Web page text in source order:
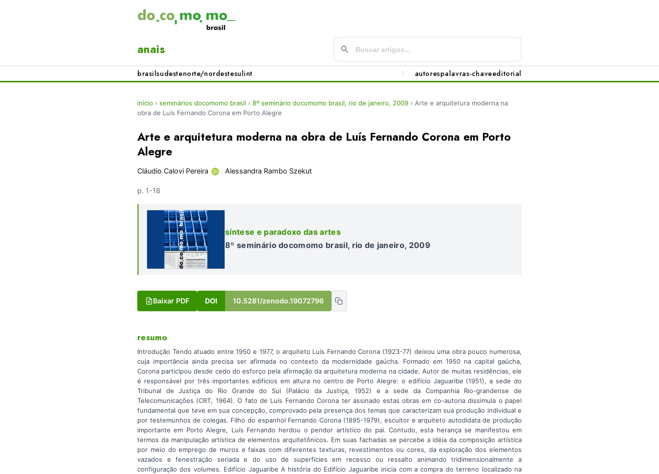
anais
brasilsudestenorte/nordestesulint autorespalavras-chaveeditorial
início › seminários docomomo brasil › 8º seminário docomomo brasil, rio de janeiro, 2009 › Arte e arquitetura moderna na
obra de Luís Fernando Corona em Porto Alegre
Arte e arquitetura moderna na obra de Luís Fernando Corona em Porto
Alegre
Cláudio Calovi Pereira ;Alessandra Rambo Szekut
p. 1-18
síntese e paradoxo das artes
8º seminário docomomo brasil, rio de janeiro, 2009
Baixar PDF DOI 10.5281/zenodo.19072796
resumo
Introdução Tendo atuado entre 1950 e 1977, o arquiteto Luís Fernando Corona (1923-77) deixou uma obra pouco numerosa,
cuja importância ainda precisa ser afirmada no contexto da modernidade gaúcha. Formado em 1950 na capital gaúcha,
Corona participou desde cedo do esforço pela afirmação da arquitetura moderna na cidade. Autor de muitas residências, ele
é responsável por três importantes edifícios em altura no centro de Porto Alegre: o edifício Jaguaribe (1951), a sede do
Tribunal de Justiça do Rio Grande do Sul (Palácio da Justiça, 1952) e a sede da Companhia Rio-grandense de
Telecomunicações (CRT, 1964). O fato de Luís Fernando Corona ter assinado estas obras em co-autoria dissimula o papel
fundamental que teve em sua concepção, comprovado pela presença dos temas que caracterizam sua produção individual e
por testemunhos de colegas. Filho do espanhol Fernando Corona (1895-1979), escultor e arquiteto autodidata de produção
importante em Porto Alegre, Luís Fernando herdou o pendor artístico do pai. Contudo, esta herança se manifestou em
termos da manipulação artística de elementos arquitetônicos. Em suas fachadas se percebe a idéia da composição artística
por meio do emprego de muros e faixas com diferentes texturas, revestimentos ou cores, da exploração dos elementos
vazados e fenestração seriada e do uso de superfícies em recesso ou ressalto animando tridimensionalmente a
configuração dos volumes. Edifício Jaguaribe A história do Edifício Jaguaribe inicia com a compra do terreno localizado na